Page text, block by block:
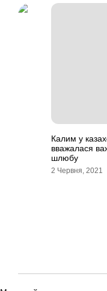
Калим у
вважалася
шлюбу
2 Червня, 2021